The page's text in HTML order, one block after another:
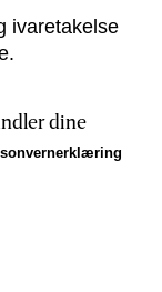
ivaretakelse
dine